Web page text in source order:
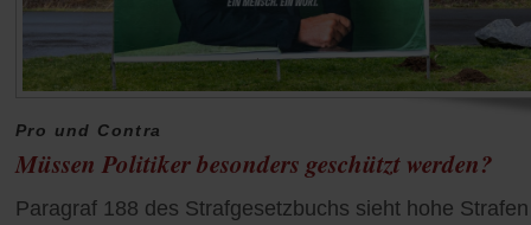
Pro und Contra
Müssen Politiker besonders geschützt werden?
Paragraf 188 des Strafgesetzbuchs sieht hohe